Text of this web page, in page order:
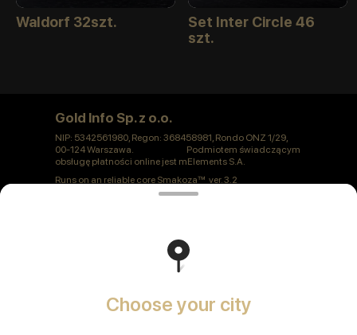
Waldorf 32szt.
Set Inter Circle 46
szt.
Gold Info Sp. z o.o.
NIP: 5342561980, Regon: 368458981, Rondo ONZ 1/29,
00-124 Warszawa. Podmiotem świadczącym
obsługę płatności online jest mElements S.A.
Runs on an reliable core Smakozaver. 3.2
Polityka prywatności
Choose your city